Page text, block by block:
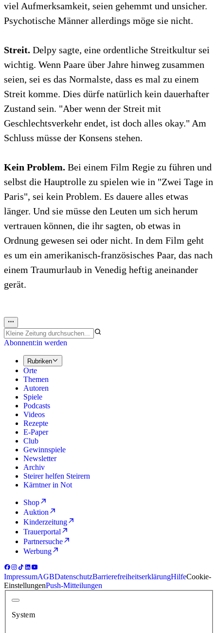
viel Aufmerksamkeit, seien gehemmt und unsicher.
Psychotische Männer allerdings möge sie nicht.
Streit. Delpy sagte, eine ordentliche Streitkultur sei
wichtig. Wenn Paare über Jahre hinweg zusammen
seien, sei es das Normalste, dass es mal zu einem
Streit komme. Dies dürfe natürlich kein dauerhafter
Zustand sein. "Aber wenn der Streit mit
Geschlechtsverkehr endet, ist doch alles okay." Am
Schluss müsse der Konsens stehen.
Kein Problem. Bei einem Film Regie zu führen und
selbst die Hauptrolle zu spielen wie in "Zwei Tage in
Paris", sei kein Problem. Es dauere alles etwas
länger. Und sie müsse den Leuten um sich herum
vertrauen können, die ihr sagten, ob etwas in
Ordnung gewesen sei oder nicht. In dem Film geht
es um ein amerikanisch-französisches Paar, das nach
einem Traumurlaub in Venedig heftig aneinander
gerät.
Abonnent:in werden
Rubriken
Orte
Themen
Autoren
Spiele
Podcasts
Videos
Rezepte
E-Paper
Club
Gewinnspiele
Newsletter
Archiv
Steirer helfen Steirern
Kärntner in Not
Shop
Auktion
Kinderzeitung
Trauerportal
Partnersuche
Werbung
ImpressumAGBDatenschutzBarrierefreiheitserklärungHilfeCookie-
EinstellungenPush-Mitteilungen
System